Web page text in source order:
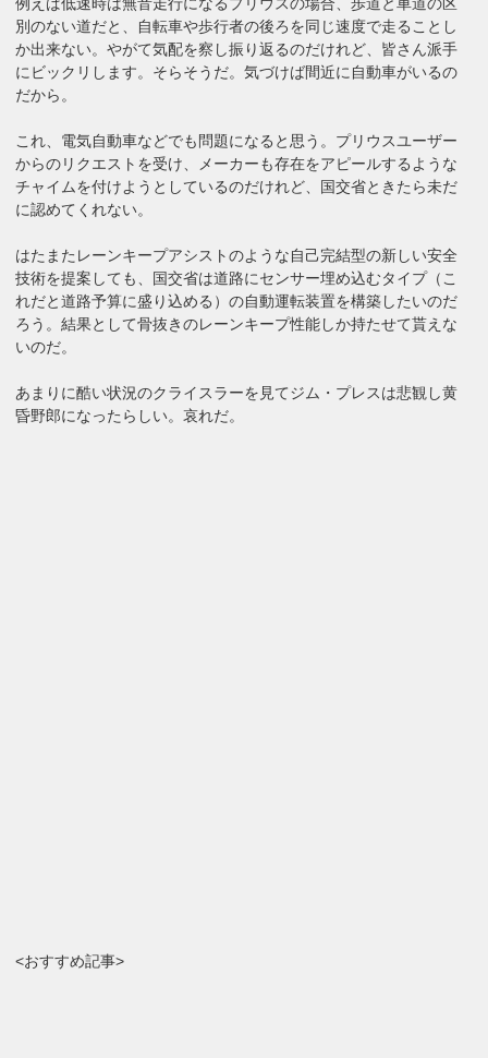
別のない道だと、自転車や歩行者の後ろを同じ速度で走ることし
か出来ない。やがて気配を察し振り返るのだけれど、皆さん派手
にビックリします。そらそうだ。気づけば間近に自動車がいるの
だから。
これ、電気自動車などでも問題になると思う。プリウスユーザー
からのリクエストを受け、メーカーも存在をアピールするような
チャイムを付けようとしているのだけれど、国交省ときたら未だ
に認めてくれない。
はたまたレーンキープアシストのような自己完結型の新しい安全
技術を提案しても、国交省は道路にセンサー埋め込むタイプ（こ
れだと道路予算に盛り込める）の自動運転装置を構築したいのだ
ろう。結果として骨抜きのレーンキープ性能しか持たせて貰えな
いのだ。
あまりに酷い状況のクライスラーを見てジム・プレスは悲観し黄
昏野郎になったらしい。哀れだ。
<おすすめ記事>